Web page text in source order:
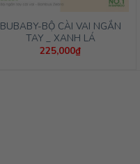
BUBABY-BỘ CÀI VAI NGẮN
TAY _ XANH LÁ
225,000₫